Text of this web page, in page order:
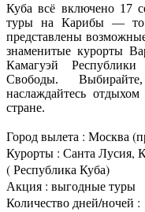
Куба всё включено 17
туры на Карибы — то
представлены
знаменитые курорты
Камагуэй
Свободы.
наслаждайтесь
стране.
Город вылета : Москва
Курорты : Санта Лусия,
( Республика Куба)
Акция : выгодные туры
Количество дней/ночей